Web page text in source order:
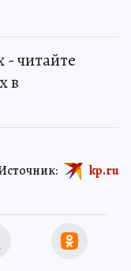
читайте
в
kp.ru